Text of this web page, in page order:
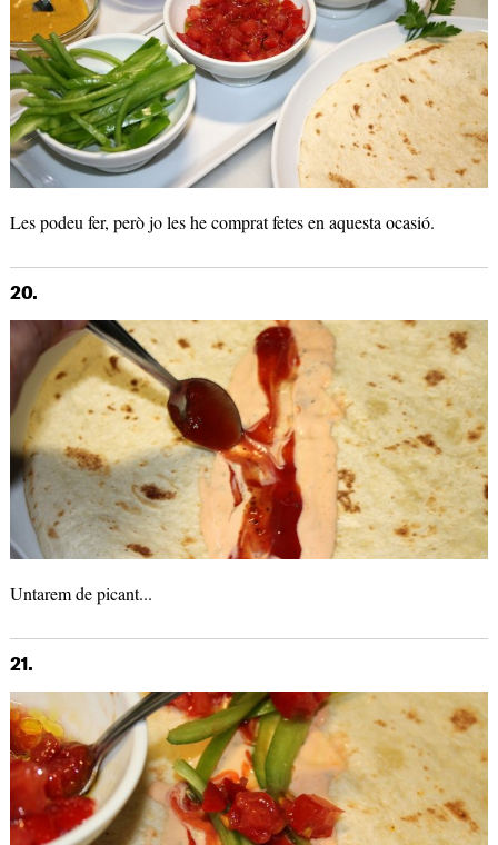
Les podeu fer, però jo les he comprat fetes en aquesta ocasió.
20.
Untarem de picant...
21.